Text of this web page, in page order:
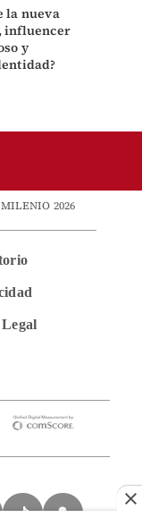
la nueva
influencer
y
2026